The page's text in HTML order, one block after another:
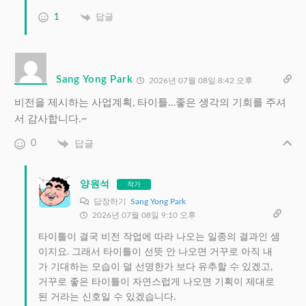
1 답글
Sang Yong Park 2026년 07월 08일 8:42 오후
비전을 제시하는 사업계획, 타이틀…좋은 생각의 기회를 주셔
서 감사합니다.~
0 답글
양원석 작가
답장하기 Sang Yong Park
2026년 07월 08일 9:10 오후
타이틀이 결국 비전 작업에 따라 나오는 일종의 결과인 셈
이지요. 그래서 타이틀이 선뜻 안 나오면 거꾸로 아직 내
가 기대하는 모습이 덜 선명한가 보다 유추할 수 있겠고,
거꾸로 좋은 타이틀이 자연스럽게 나오면 기획이 제대로
된 거라는 신호일 수 있겠습니다.